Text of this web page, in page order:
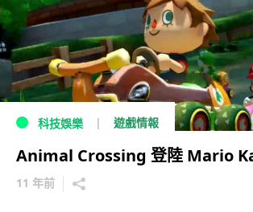
科技娛樂 遊戲情報
Animal Crossing 登陸 Mario
11 年前